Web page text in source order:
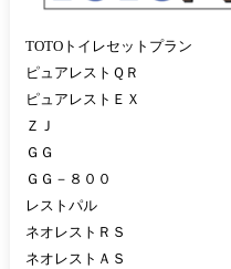
TOTOトイレセットプラン
ピュアレストＱＲ
ピュアレストＥＸ
ＺＪ
ＧＧ
ＧＧ－８００
レストパル
ネオレストＲＳ
ネオレストＡＳ